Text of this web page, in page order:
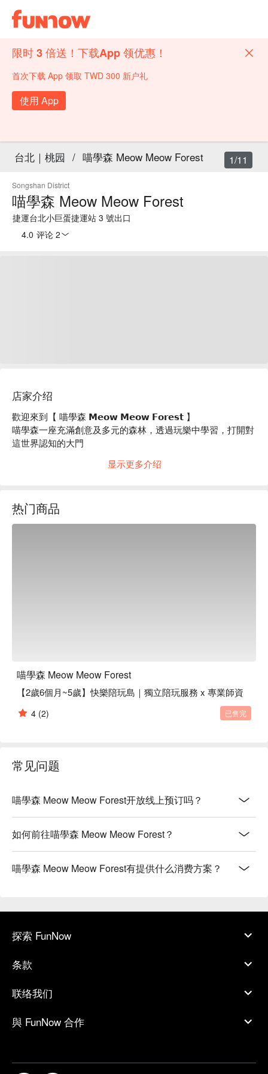
限时 3 倍送！下载App 领优惠！
首次下载 App 领取 TWD 300 新户礼
使用 App
台北｜桃园 / 喵學森 Meow Meow Forest
Songshan District
喵學森 Meow Meow Forest
捷運台北小巨蛋捷運站 3 號出口
4.0 评论 2
1/11
店家介绍
歡迎來到【 喵學森 𝗠𝗲𝗼𝘄 𝗠𝗲𝗼𝘄 𝗙𝗼𝗿𝗲𝘀𝘁 】
喵學森一座充滿創意及多元的森林，透過玩樂中學習，打開對
這世界認知的大門
0 ~ 6 歲的孩子們就像一張張白紙，等待著這世界替他們畫上
刺激孩子們的視覺、聽覺、嗅覺、觸覺、味覺
透過五感探索幫助寶貝們的大腦快速發展
显示更多介绍
热门商品
喵學森 Meow Meow Forest
【2歲6個月~5歲】快樂陪玩島｜獨立陪玩服務 x 專業師資
4 (2) 已售完
常见问题
喵學森 Meow Meow Forest开放线上预订吗？
如何前往喵學森 Meow Meow Forest？
喵學森 Meow Meow Forest有提供什么消费方案？
探索 FunNow
条款
联络我们
與 FunNow 合作